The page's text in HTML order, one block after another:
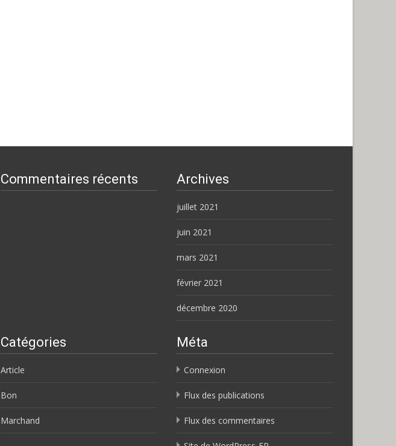
Commentaires récents Archives
juillet 2021
juin 2021
mars 2021
février 2021
décembre 2020
Catégories
Article
Bon
Marchand
Méta
Connexion
Flux des publications
Flux des commentaires